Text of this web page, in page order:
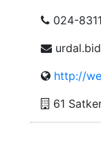
024-
http://
61